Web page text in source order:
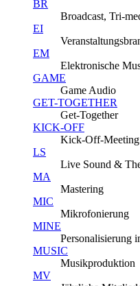
BR
Broadcast, Tri-
EI
EM
Elektronische
GAME
Game Audio
GET-TOGETHER
Get-Together
KICK-OFF
Kick-Off-
LS
Live Sound &
MA
Mastering
MIC
Mikrofonierung
MINE
Personalisierung
MUSIC
Musikproduktion
MV